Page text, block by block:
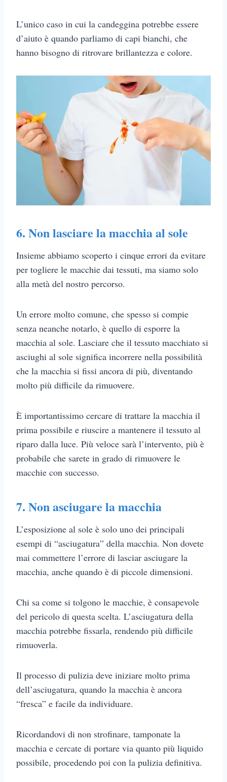
L’unico caso in cui la candeggina potrebbe essere
d’aiuto è quando parliamo di capi bianchi, che
hanno bisogno di ritrovare brillantezza e colore.
6. Non lasciare la macchia al sole
Insieme abbiamo scoperto i cinque errori da evitare
per togliere le macchie dai tessuti, ma siamo solo
alla metà del nostro percorso.
Un errore molto comune, che spesso si compie
senza neanche notarlo, è quello di esporre la
macchia al sole. Lasciare che il tessuto macchiato si
asciughi al sole significa incorrere nella possibilità
che la macchia si fissi ancora di più, diventando
molto più difficile da rimuovere.
È importantissimo cercare di trattare la macchia il
prima possibile e riuscire a mantenere il tessuto al
riparo dalla luce. Più veloce sarà l’intervento, più è
probabile che sarete in grado di rimuovere le
macchie con successo.
7. Non asciugare la macchia
L’esposizione al sole è solo uno dei principali
esempi di “asciugatura” della macchia. Non dovete
mai commettere l’errore di lasciar asciugare la
macchia, anche quando è di piccole dimensioni.
Chi sa come si tolgono le macchie, è consapevole
del pericolo di questa scelta. L’asciugatura della
macchia potrebbe fissarla, rendendo più difficile
rimuoverla.
Il processo di pulizia deve iniziare molto prima
dell’asciugatura, quando la macchia è ancora
“fresca” e facile da individuare.
Ricordandovi di non strofinare, tamponate la
macchia e cercate di portare via quanto più liquido
possibile, procedendo poi con la pulizia definitiva.